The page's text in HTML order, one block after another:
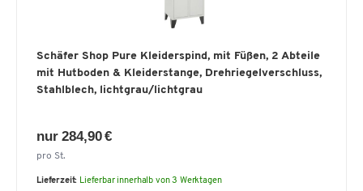
Schäfer Shop Pure Kleiderspind, mit Füßen, 2 Abteile
mit Hutboden & Kleiderstange, Drehriegelverschluss,
Stahlblech, lichtgrau/lichtgrau
nur 284,90 €
pro St.
Lieferzeit: Lieferbar innerhalb von 3 Werktagen